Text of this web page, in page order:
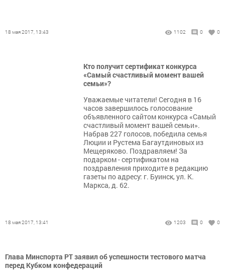
18 мая 2017, 13:43 1102 0 0
Кто получит сертификат конкурса
«Самый счастливый момент вашей
семьи»?
Уважаемые читатели! Сегодня в 16
часов завершилось голосование
объявленного сайтом конкурса «Самый
счастливый момент вашей семьи».
Набрав 227 голосов, победила семья
Люции и Рустема Багаутдиновых из
Мещеряково. Поздравляем! За
подарком - сертификатом на
поздравления приходите в редакцию
газеты по адресу: г. Буинск, ул. К.
Маркса, д. 62.
18 мая 2017, 13:41 1203 0 0
Глава Минспорта РТ заявил об успешности тестового матча
перед Кубком конфедераций